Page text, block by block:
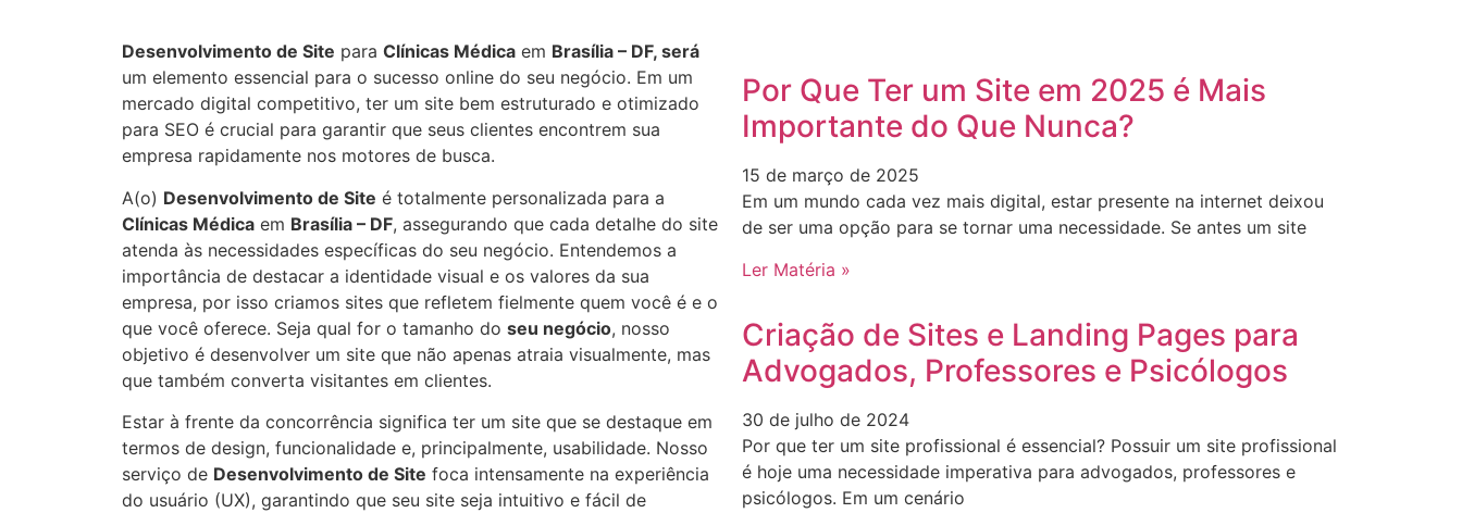
Desenvolvimento de Site para Clínicas Médica em Brasília – DF, será
um elemento essencial para o sucesso online do seu negócio. Em um
mercado digital competitivo, ter um site bem estruturado e otimizado
para SEO é crucial para garantir que seus clientes encontrem sua
empresa rapidamente nos motores de busca.
A(o) Desenvolvimento de Site é totalmente personalizada para a
Clínicas Médica em Brasília – DF, assegurando que cada detalhe do site
atenda às necessidades específicas do seu negócio. Entendemos a
importância de destacar a identidade visual e os valores da sua
empresa, por isso criamos sites que refletem fielmente quem você é e o
que você oferece. Seja qual for o tamanho do seu negócio, nosso
objetivo é desenvolver um site que não apenas atraia visualmente, mas
que também converta visitantes em clientes.
Estar à frente da concorrência significa ter um site que se destaque em
termos de design, funcionalidade e, principalmente, usabilidade. Nosso
serviço de Desenvolvimento de Site foca intensamente na experiência
do usuário (UX), garantindo que seu site seja intuitivo e fácil de
Por Que Ter um Site em 2025 é Mais
Importante do Que Nunca?
15 de março de 2025
Em um mundo cada vez mais digital, estar presente na internet deixou
de ser uma opção para se tornar uma necessidade. Se antes um site
Ler Matéria »
Criação de Sites e Landing Pages para
Advogados, Professores e Psicólogos
30 de julho de 2024
Por que ter um site profissional é essencial? Possuir um site profissional
é hoje uma necessidade imperativa para advogados, professores e
psicólogos. Em um cenário